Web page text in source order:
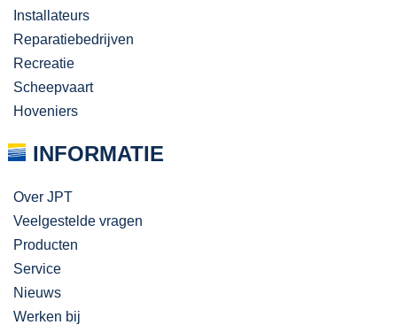
Installateurs
Reparatiebedrijven
Recreatie
Scheepvaart
Hoveniers
INFORMATIE
Over JPT
Veelgestelde vragen
Producten
Service
Nieuws
Werken bij